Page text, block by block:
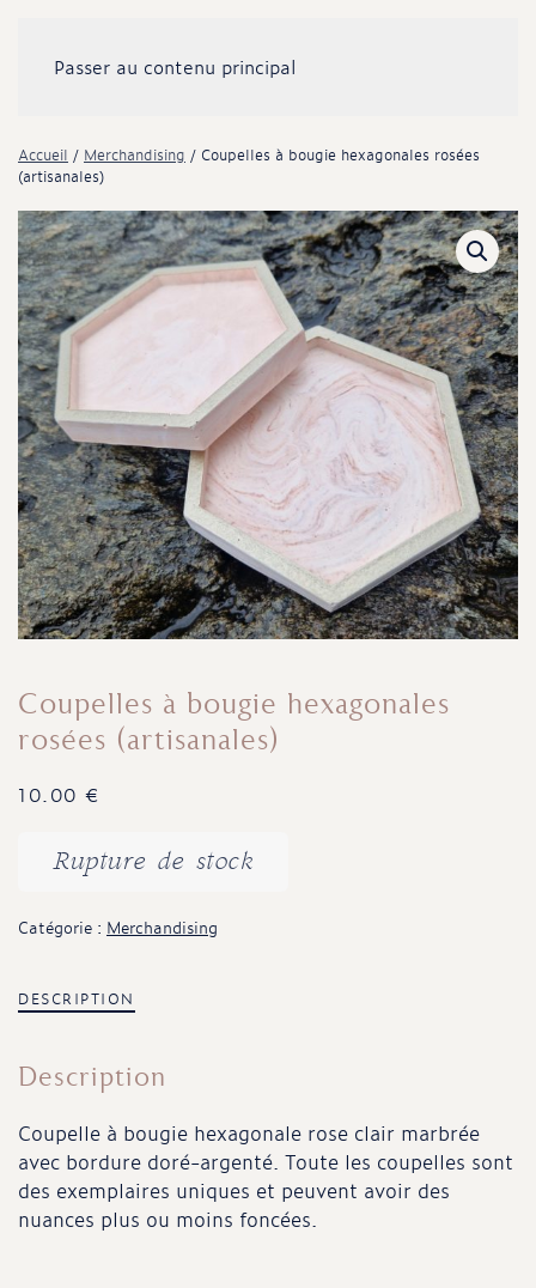
Passer au contenu principal
Accueil / Merchandising / Coupelles à bougie hexagonales rosées
(artisanales)
Coupelles à bougie hexagonales
rosées (artisanales)
10.00 €
Rupture de stock
Catégorie : Merchandising
DESCRIPTION
Description
Coupelle à bougie hexagonale rose clair marbrée
avec bordure doré-argenté. Toute les coupelles sont
des exemplaires uniques et peuvent avoir des
nuances plus ou moins foncées.